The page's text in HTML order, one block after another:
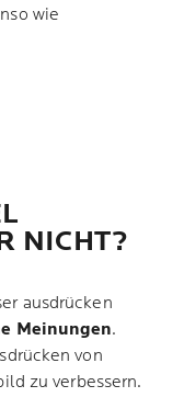
wie
NICHT?
ausdrücken
Meinungen.
von
zu verbessern.